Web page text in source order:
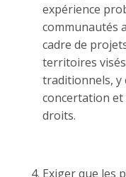
expérience
communautés
cadre de
territoires
traditionnels, y
concertation
droits.
Exiger que les